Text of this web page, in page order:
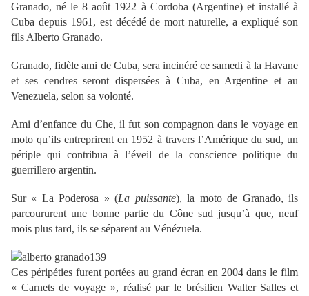
Granado, né le 8 août 1922 à Cordoba (Argentine) et installé à
Cuba depuis 1961, est décédé de mort naturelle, a expliqué son
fils Alberto Granado.
Granado, fidèle ami de Cuba, sera incinéré ce samedi à la Havane
et ses cendres seront dispersées à Cuba, en Argentine et au
Venezuela, selon sa volonté.
Ami d’enfance du Che, il fut son compagnon dans le voyage en
moto qu’ils entreprirent en 1952 à travers l’Amérique du sud, un
périple qui contribua à l’éveil de la conscience politique du
guerrillero argentin.
Sur « La Poderosa » (La puissante), la moto de Granado, ils
parcoururent une bonne partie du Cône sud jusqu’à que, neuf
mois plus tard, ils se séparent au Vénézuela.
Ces péripéties furent portées au grand écran en 2004 dans le film
« Carnets de voyage », réalisé par le brésilien Walter Salles et